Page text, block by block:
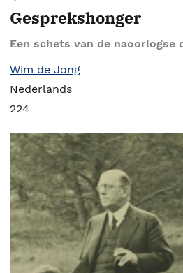
Gesprekshonger
Een schets van de naoorlogse
Wim de Jong
Nederlands
224